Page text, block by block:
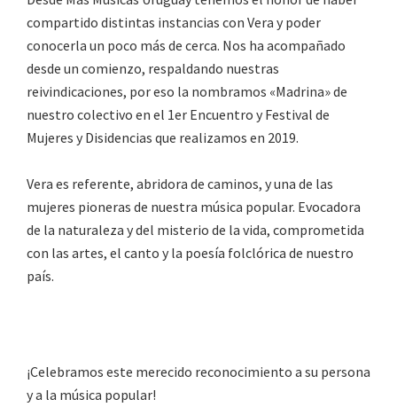
compartido distintas instancias con Vera y poder
conocerla un poco más de cerca. Nos ha acompañado
desde un comienzo, respaldando nuestras
reivindicaciones, por eso la nombramos «Madrina» de
nuestro colectivo en el 1er Encuentro y Festival de
Mujeres y Disidencias que realizamos en 2019.
Vera es referente, abridora de caminos, y una de las
mujeres pioneras de nuestra música popular. Evocadora
de la naturaleza y del misterio de la vida, comprometida
con las artes, el canto y la poesía folclórica de nuestro
país.
¡Celebramos este merecido reconocimiento a su persona
y a la música popular!